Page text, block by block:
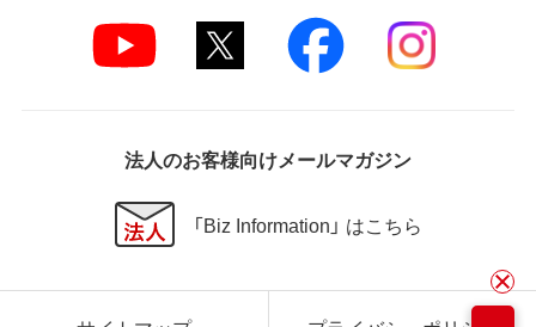
法人のお客様向けメールマガジン
「Biz Information」 はこちら